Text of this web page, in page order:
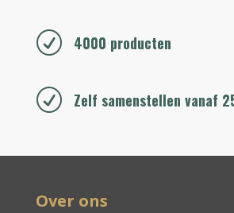
R 4000 producten
R Zelf samenstellen vanaf
Over ons